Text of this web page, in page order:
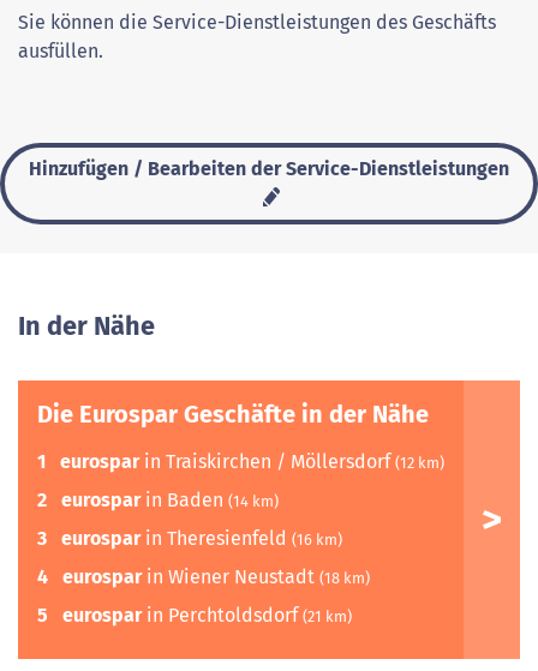
Sie können die Service-Dienstleistungen des Geschäfts
ausfüllen.
Hinzufügen / Bearbeiten der Service-Dienstleistungen
In der Nähe
Die Eurospar Geschäfte in der Nähe
1 eurosparin Traiskirchen / Möllersdorf (12 km)
2 eurosparin Baden (14 km)
3 eurosparin Theresienfeld (16 km)
4 eurosparin Wiener Neustadt (18 km)
5 eurosparin Perchtoldsdorf (21 km)